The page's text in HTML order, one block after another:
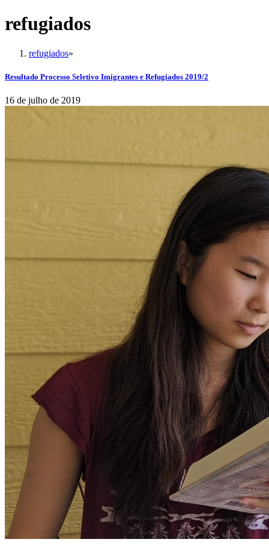
refugiados
refugiados»
Resultado Processo Seletivo Imigrantes e Refugiados 2019/2
16 de julho de 2019